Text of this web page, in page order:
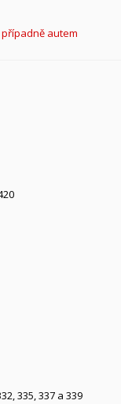
případně autem
335, 337 a 339